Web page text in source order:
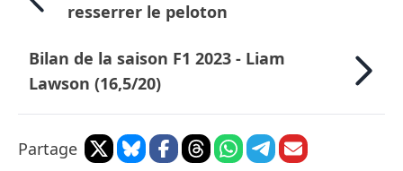
resserrer le peloton
Bilan de la saison F1 2023 - Liam
Lawson (16,5/20)
Partage